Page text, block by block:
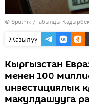
© Sputnik / Табылды
Жазылуу
Кыргызстан
менен 100
инвестициялык
макулдашууга